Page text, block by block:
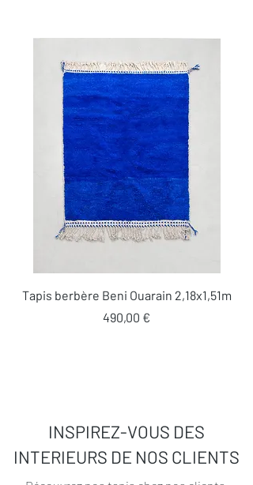
Tapis berbère Beni Ouarain 2,18x1,51m
Prix
490,00 €
INSPIREZ-VOUS DES
INTERIEURS DE NOS CLIENTS